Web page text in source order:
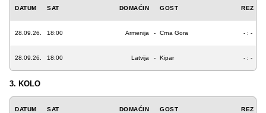
DATUM SAT DOMAĆIN GOST REZ
28.09.26. 18:00 Armenija - Crna Gora - : -
28.09.26. 18:00 Latvija - Kipar - : -
3. KOLO
DATUM SAT DOMAĆIN GOST REZ